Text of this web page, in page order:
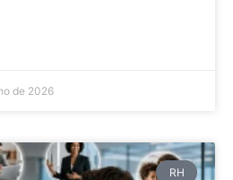
de 2026
RH